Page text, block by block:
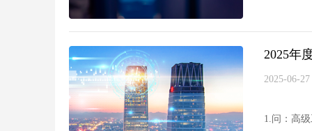
2025年
2025-06-27
1.问：高